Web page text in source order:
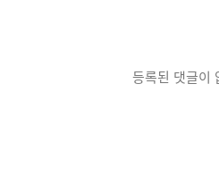
등록된 댓글이